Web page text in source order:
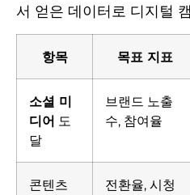
서 얻은 데이터로 디지털
항목 목표 지표
소셜 미
디어 도
달
브랜드 노출
수, 참여율
콘텐츠
전환율, 시청